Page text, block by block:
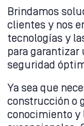
Brindamos
clientes y nos
tecnologías y
para garantizar
seguridad
Ya sea que
construcción o
conocimiento y